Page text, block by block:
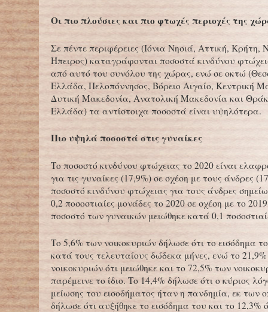
Οι πιο πλούσιες και πιο φτωχές περιοχές της
Σε πέντε περιφέρειες (Ιόνια Νησιά, Αττική, Κρήτη,
Ήπειρος) καταγράφονται ποσοστά κινδύνου
από αυτό του συνόλου της χώρας, ενώ σε οκτώ
Ελλάδα, Πελοπόννησος, Βόρειο Αιγαίο, Κεντρική
Δυτική Μακεδονία, Ανατολική Μακεδονία και
Ελλάδα) τα αντίστοιχα ποσοστά είναι υψηλότερα.
Πιο υψηλά ποσοστά στις γυναίκες
Το ποσοστό κινδύνου φτώχειας το 2020 είναι
για τις γυναίκες (17,9%) σε σχέση με τους άνδρες
ποσοστό κινδύνου φτώχειας για τους άνδρες
0,2 ποσοστιαίες μονάδες το 2020 σε σχέση με το
ποσοστό των γυναικών μειώθηκε κατά 0,1
Το 5,6% των νοικοκυριών δήλωσε ότι το εισόδημα
κατά τους τελευταίους δώδεκα μήνες, ενώ το
νοικοκυριών ότι μειώθηκε και το 72,5% των
παρέμεινε το ίδιο. Το 14,4% δήλωσε ότι ο κύριος
μείωσης του εισοδήματος ήταν η πανδημία, εκ των
δήλωσε ότι αυξήθηκε το εισόδημα του και το 12,3%